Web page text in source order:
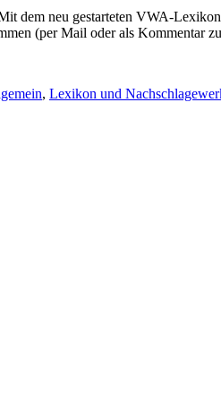
dem neu gestarteten VWA-
(per Mail oder als Kommentar
, Lexikon und